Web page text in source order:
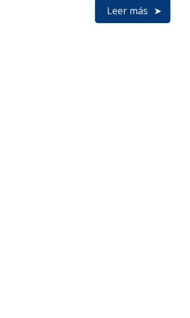
Leer más